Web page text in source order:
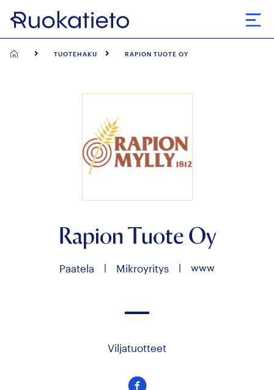
Siirry
suoraan
TUOTEHAKU RAPION TUOTE OY
Rapion Tuote Oy
Paatela | Mikroyritys | www
Viljatuotteet
Seuraa